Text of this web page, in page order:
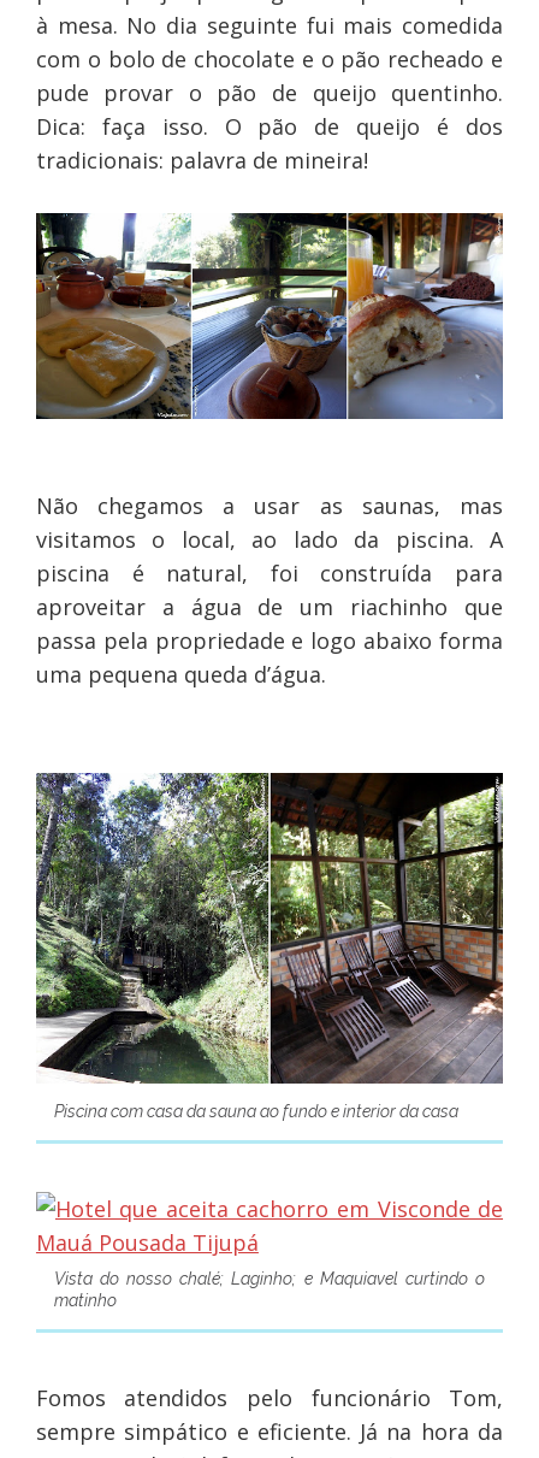
à mesa. No dia seguinte fui mais comedida
com o bolo de chocolate e o pão recheado e
pude provar o pão de queijo quentinho.
Dica: faça isso. O pão de queijo é dos
tradicionais: palavra de mineira!
Não chegamos a usar as saunas, mas
visitamos o local, ao lado da
piscina. A
piscina é natural, foi construída para
aproveitar a água de um riachinho que
passa pela propriedade e logo abaixo forma
uma pequena queda d’água.
Piscina com casa da sauna ao fundo e interior da casa
Vista do nosso chalé; Laginho; e Maquiavel curtindo o
matinho
Fomos atendidos pelo funcionário Tom,
sempre simpático e eficiente. Já na hora da